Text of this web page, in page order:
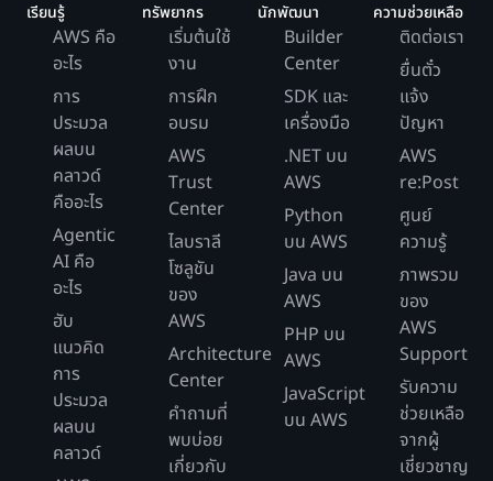
เรียนรู้
AWS คือ
อะไร
การ
ประมวล
ผลบน
คลาวด์
คืออะไร
Agentic
AI คือ
อะไร
ฮับ
แนวคิด
การ
ประมวล
ผลบน
คลาวด์
ทรัพยากร
เริ่มต้นใช้
งาน
การฝึก
อบรม
AWS
Trust
Center
ไลบราลี
โซลูชัน
ของ
AWS
Architecture
Center
คำถามที่
พบบ่อย
เกี่ยวกับ
นักพัฒนา
Builder
Center
SDK และ
เครื่องมือ
.NET บน
AWS
Python
บน AWS
Java บน
AWS
PHP บน
AWS
JavaScript
บน AWS
ความช่วยเหลือ
ติดต่อเรา
ยื่นตั๋ว
แจ้ง
ปัญหา
AWS
re:Post
ศูนย์
ความรู้
ภาพรวม
ของ
AWS
Support
รับความ
ช่วยเหลือ
จากผู้
เชี่ยวชาญ